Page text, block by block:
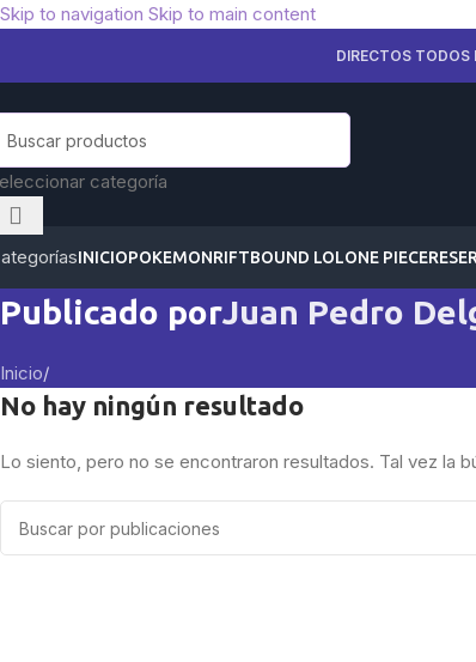
Skip to navigation Skip to main content
DIRECTOS TODOS
categoría
INICIOPOKEMONRIFTBOUND LOLONE PIECE
Publicado porJuan Pedro
Inicio/
No hay ningún resultado
Lo siento, pero no se encontraron resultados. Tal vez la